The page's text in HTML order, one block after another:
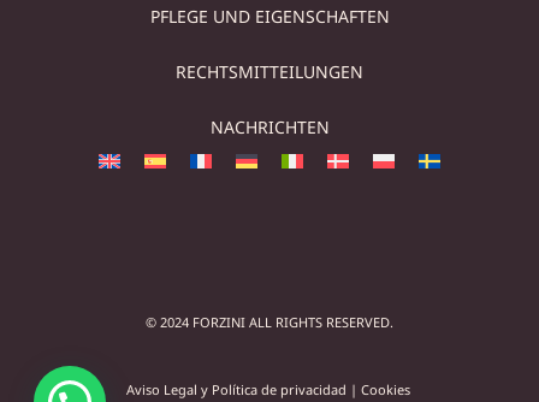
PFLEGE UND EIGENSCHAFTEN
RECHTSMITTEILUNGEN
NACHRICHTEN
© 2024 FORZINI ALL RIGHTS RESERVED.
Aviso Legal y Política de privacidad | Cookies